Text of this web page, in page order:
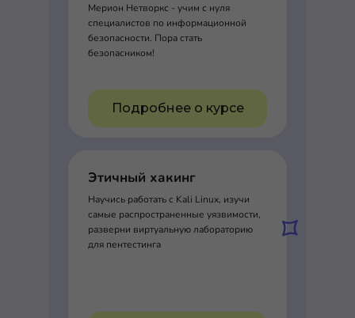
Мерион Нетворкс - учим с нуля
специалистов по информационной
безопасности. Пора стать
безопасником!
Подробнее о курсе
Этичный хакинг
Научись работать с Kali Linux, изучи
самые распространенные уязвимости,
разверни виртуальную лабораторию
для пентестинга